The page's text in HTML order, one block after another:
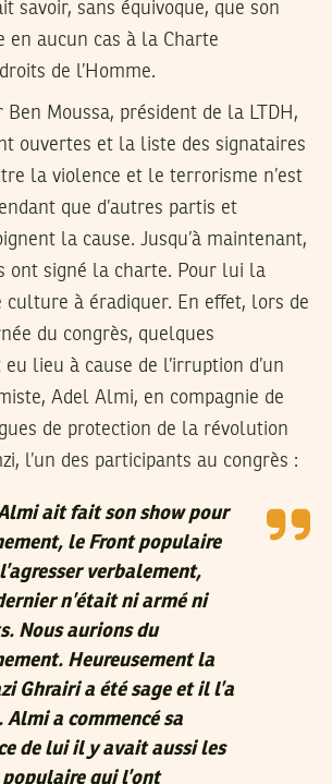
savoir, sans équivoque, que son
en aucun cas à la Charte
de l’Homme.
Ben Moussa, président de la LTDH,
ouvertes et la liste des signataires
la violence et le terrorisme n’est
que d’autres partis et
la cause. Jusqu’à maintenant,
ont signé la charte. Pour lui la
culture à éradiquer. En effet, lors de
du congrès, quelques
lieu à cause de l’irruption d’un
Adel Almi, en compagnie de
de protection de la révolution
l’un des participants au congrès :
ait fait son show pour
le Front populaire
verbalement,
n’était ni armé ni
Nous aurions du
Heureusement la
Ghrairi a été sage et il l’a
Almi a commencé sa
de lui il y avait aussi les
qui l’ont